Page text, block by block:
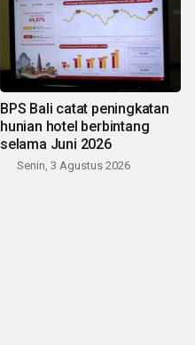
BPS Bali catat peningkatan
hunian hotel berbintang
selama Juni 2026
Senin, 3 Agustus 2026